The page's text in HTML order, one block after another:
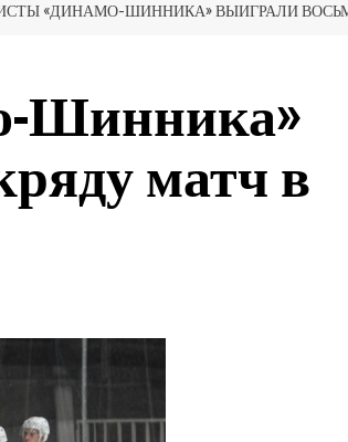
«ДИНАМО-ШИННИКА» ВЫИГРАЛИ
Шинника»
матч в